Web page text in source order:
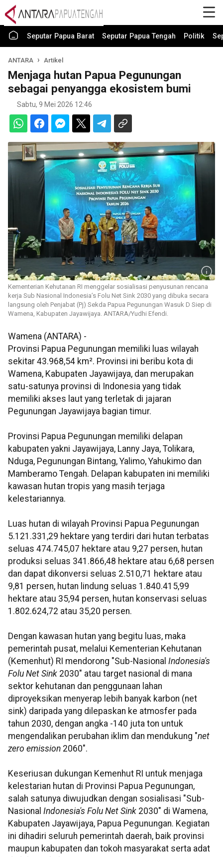
Seputar Papua Barat Seputar Papua Tengah Politik
ANTARA Artikel
Menjaga hutan Papua Pegunungan
sebagai penyangga ekosistem bumi
Sabtu, 9 Mei 2026 12:46
Kementerian Kehutanan RI menggelar sosialisasi penyusunan rencana
kerja Sub Nasional Indonesia’s Folu Net Sink 2030 yang dibuka secara
langsung oleh Penjabat (Pj) Sekda Papua Pegunungan Wasuk D Siep di
Wamena, Kabupaten Jayawijaya. ANTARA/Yudhi Efendi.
Wamena (ANTARA) -
Provinsi Papua Pegunungan memiliki luas wilayah
sekitar 43.968,54 km². Provinsi ini beribu kota di
Wamena, Kabupaten Jayawijaya, dan merupakan
satu-satunya provinsi di Indonesia yang tidak
memiliki akses laut yang terletak di jajaran
Pegunungan Jayawijaya bagian timur.
Provinsi Papua Pegunungan memiliki delapan
kabupaten yakni Jayawijaya, Lanny Jaya, Tolikara,
Nduga, Pegunungan Bintang, Yalimo, Yahukimo dan
Mamberamo Tengah. Delapan kabupaten ini memiliki
kawasan hutan tropis yang masih terjaga
kelestariannya.
Luas hutan di wilayah Provinsi Papua Pegunungan
5.121.331,29 hektare yang terdiri dari hutan terbatas
seluas 474.745,07 hektare atau 9,27 persen, hutan
produksi seluas 341.866,48 hektare atau 6,68 persen
dan dapat dikonversi seluas 2.510,71 hektare atau
9,81 persen, hutan lindung seluas 1.840.415,99
hektare atau 35,94 persen, hutan konservasi seluas
1.802.624,72 atau 35,20 persen.
Dengan kawasan hutan yang begitu luas, maka
pemerintah pusat, melalui Kementerian Kehutanan
(Kemenhut) RI mendorong "Sub-Nasional Indonesia's
Folu Net Sink 2030" atau target nasional di mana
sektor kehutanan dan penggunaan lahan
diproyeksikan menyerap lebih banyak karbon (net
sink) daripada yang dilepaskan ke atmosfer pada
tahun 2030, dengan angka -140 juta ton untuk
mengendalikan perubahan iklim dan mendukung "net
zero emission 2060".
Keseriusan dukungan Kemenhut RI untuk menjaga
kelestarian hutan di Provinsi Papua Pegunungan,
salah satunya diwujudkan dengan sosialisasi "Sub-
Nasional Indonesia's Folu Net Sink 2030" di Wamena,
Kabupaten Jayawijaya, Papua Pegunungan. Kegiatan
ini dihadiri seluruh pemerintah daerah, baik provinsi
maupun kabupaten dan tokoh masyarakat serta adat